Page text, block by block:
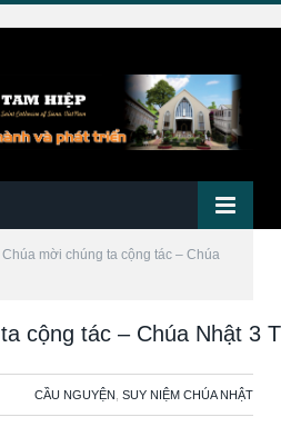
Chúa mời chúng ta cộng tác – Chúa
cộng tác – Chúa Nhật 3
CẦU NGUYỆN SUY NIỆM CHÚA NHẬT